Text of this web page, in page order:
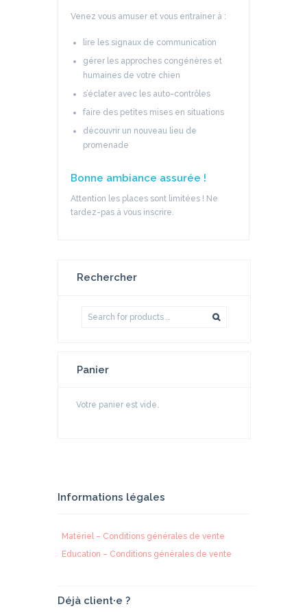
Venez vous amuser et vous entrainer à :
lire les signaux de communication
gérer les approches congénères et
humaines de votre chien
s’éclater avec les auto-contrôles
faire des petites mises en situations
découvrir un nouveau lieu de
promenade
Bonne ambiance assurée !
Attention les places sont limitées ! Ne
tardez-pas à vous inscrire.
Rechercher
Panier
Votre panier est vide.
Informations légales
Matériel – Conditions générales de vente
Education – Conditions générales de vente
Déjà client·e ?